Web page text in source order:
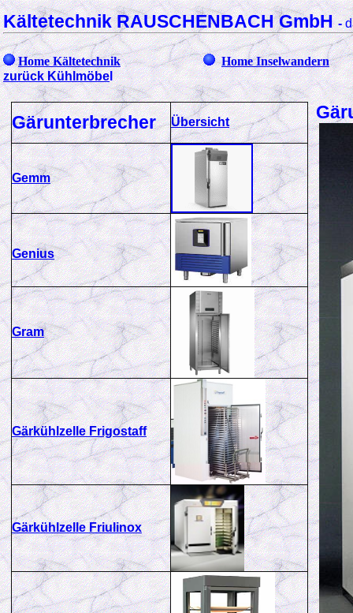
Kältetechnik RAUSCHENBACH GmbH-
Home Kältetechnik
Home Inselwandern
zurück Kühlmöbel
GärunterbrecherÜbersicht
Gemm
Genius
Gram
Gärkühlzelle Frigostaff
Gärkühlzelle Friulinox